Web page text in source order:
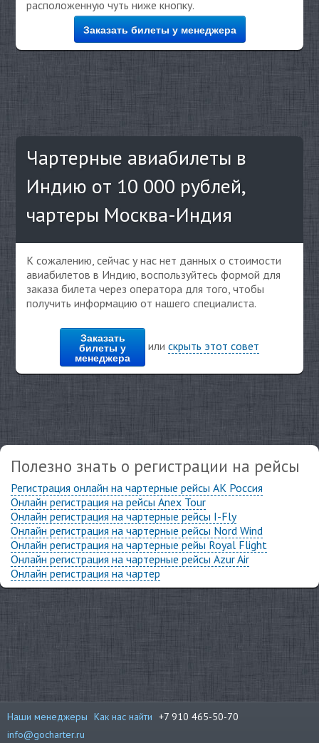
расположенную чуть ниже кнопку.
Заказать билеты у менеджера
Чартерные авиабилеты в
Индию от 10 000 рублей,
чартеры Москва-Индия
К сожалению, сейчас у нас нет данных о стоимости
авиабилетов в Индию, воспользуйтесь формой для
заказа билета через оператора для того, чтобы
получить информацию от нашего специалиста.
Заказать
билеты у
менеджера
или скрыть этот совет
Полезно знать о регистрации на рейсы
Регистрация онлайн на чартерные рейсы АК Россия
Онлайн регистрация на рейсы Anex Tour
Онлайн регистрация на чартерные рейсы I-Fly
Онлайн регистрация на чартерные рейсы Nord Wind
Онлайн регистрация на чартерные рейы Royal Flight
Онлайн регистрация на чартерные рейсы Azur Air
Онлайн регистрация на чартер
Наши менеджеры Как нас найти +7 910 465-50-70
info@gocharter.ru